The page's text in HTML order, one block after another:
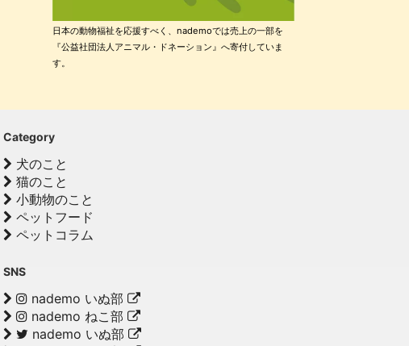
日本の動物福祉を応援すべく、nademoでは売上の一部を
『公益社団法人アニマル・ドネーション』へ寄付していま
す。
Category
犬のこと
猫のこと
小動物のこと
ペットフード
ペットコラム
SNS
nademo いぬ部
nademo ねこ部
nademo いぬ部